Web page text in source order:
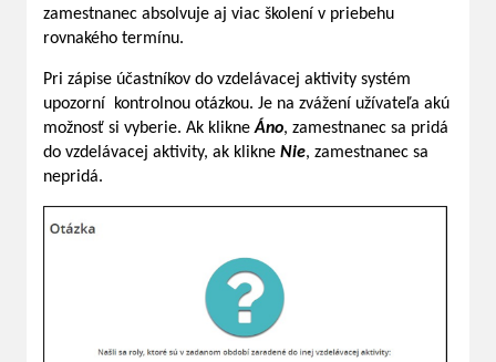
zamestnanec absolvuje aj viac školení v priebehu
rovnakého termínu.
Pri zápise účastníkov do vzdelávacej aktivity systém
upozorní kontrolnou otázkou. Je na zvážení užívateľa akú
možnosť si vyberie. Ak klikneÁno, zamestnanec sa pridá
do vzdelávacej aktivity, ak klikne Nie, zamestnanec sa
nepridá.